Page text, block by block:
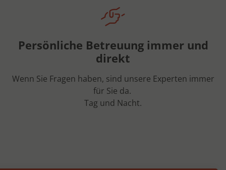
Persönliche Betreuung immer und
direkt
Wenn Sie Fragen haben, sind unsere Experten immer
für Sie da.
Tag und Nacht.